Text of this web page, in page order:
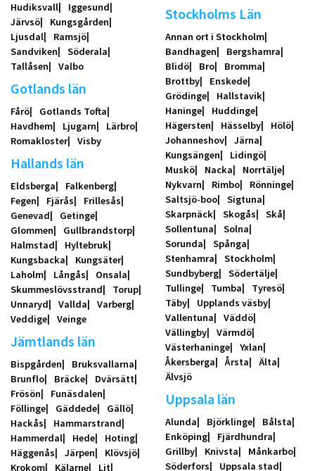
Hudiksvall
Iggesund
Järvsö
Kungsgården
Ljusdal
Ramsjö
Sandviken
Söderala
Tallåsen
Valbo
Gotlands län
Fårö
Gotlands Tofta
Havdhem
Ljugarn
Lärbro
Romakloster
Visby
Hallands län
Eldsberga
Falkenberg
Fegen
Fjärås
Frillesås
Genevad
Getinge
Glommen
Gullbrandstorp
Halmstad
Hyltebruk
Kungsbacka
Kungsäter
Laholm
Långås
Onsala
Skummeslövsstrand
Torup
Unnaryd
Vallda
Varberg
Veddige
Veinge
Jämtlands län
Bispgården
Bruksvallarna
Brunflo
Bräcke
Dvärsätt
Frösön
Funäsdalen
Föllinge
Gäddede
Gällö
Hackås
Hammarstrand
Hammerdal
Hede
Hoting
Häggenås
Järpen
Klövsjö
Krokom
Kälarne Lit
Stockholms Län
Annan ort i Stockholm
Bandhagen
Bergshamra
Blidö
Bro
Bromma
Brottby
Enskede
Grödinge
Hallstavik
Haninge
Huddinge
Hägersten
Hässelby
Hölö
Johanneshov
Järna
Kungsängen
Lidingö
Muskö
Nacka
Norrtälje
Nykvarn
Rimbo
Rönninge
Saltsjö-boo
Sigtuna
Skarpnäck
Skogås
Skå
Sollentuna
Solna
Sorunda
Spånga
Stenhamra
Stockholm
Sundbyberg
Södertälje
Tullinge
Tumba
Tyresö
Täby
Upplands väsby
Vallentuna
Väddö
Vällingby
Värmdö
Västerhaninge
Yxlan
Åkersberga
Årsta
Älta
Älvsjö
Uppsala län
Alunda Björklinge
Bålsta
Enköping
Fjärdhundra
Grillby
Knivsta
Månkarbo
Söderfors
Uppsala stad